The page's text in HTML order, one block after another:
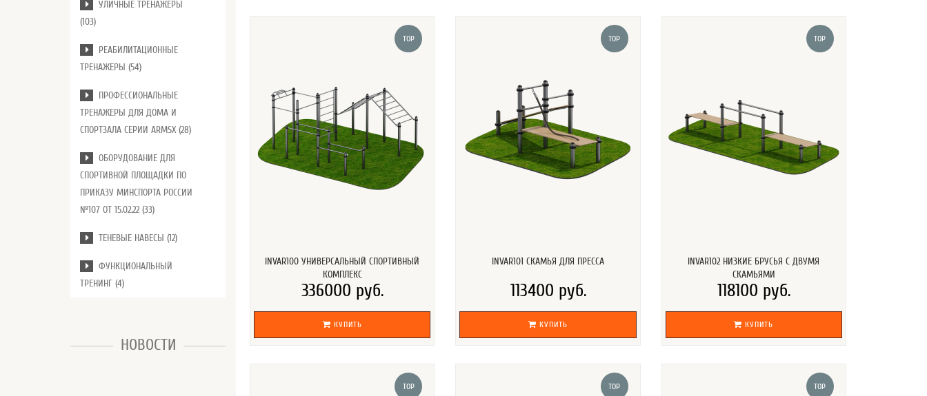
УЛИЧНЫЕ ТРЕНАЖЕРЫ
(103)
РЕАБИЛИТАЦИОННЫЕ
ТРЕНАЖЕРЫ (54)
ПРОФЕССИОНАЛЬНЫЕ
ТРЕНАЖЕРЫ ДЛЯ ДОМА И
СПОРТЗАЛА СЕРИИ ARMSX (28)
ОБОРУДОВАНИЕ ДЛЯ
СПОРТИВНОЙ ПЛОЩАДКИ ПО
ПРИКАЗУ МИНСПОРТА РОССИИ
№107 ОТ 15.02.22 (33)
ТЕНЕВЫЕ НАВЕСЫ (12)
ФУНКЦИОНАЛЬНЫЙ
ТРЕНИНГ (4)
НОВОСТИ
TOP
INVAR100 УНИВЕРСАЛЬНЫЙ СПОРТИВНЫЙ
КОМПЛЕКС
336000 руб.
КУПИТЬ
TOP
INVAR101 СКАМЬЯ ДЛЯ ПРЕССА
113400 руб.
КУПИТЬ
TOP
INVAR102 НИЗКИЕ БРУСЬЯ С ДВУМЯ
СКАМЬЯМИ
118100 руб.
КУПИТЬ
TOP TOP TOP